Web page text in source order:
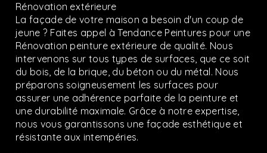
Rénovation extérieure
La façade de votre maison a besoin d'un coup de
jeune ? Faites appel à Tendance Peintures pour une
Rénovation peinture extérieure de qualité. Nous
intervenons sur tous types de surfaces, que ce soit
du bois, de la brique, du béton ou du métal. Nous
préparons soigneusement les surfaces pour
assurer une adhérence parfaite de la peinture et
une durabilité maximale. Grâce à notre expertise,
nous vous garantissons une façade esthétique et
résistante aux intempéries.